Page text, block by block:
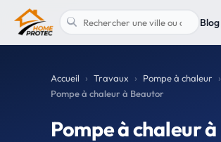
Accueil Travaux Pompe à chaleur
Pompe à chaleur à Beautor
Pompe à chaleur